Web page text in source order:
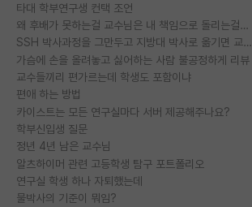
타대 학부연구생 컨택 조언
왜 후배가 못하는걸 교수님은 내 책임으로 돌리는걸까요?
SSH 박사과정을 그만두고 지방대 박사로 옮기면 교수의 꿈은 끝일까요?
가슴에 손을 올려놓고 싫어하는 사람 불공정하게 리뷰
교수들끼리 편가르는데 학생도 포함이냐
편애 하는 방법
카이스트는 모든 연구실마다 서버 제공해주나요?
학부신입생 질문
정년 4년 남은 교수님
알츠하이머 관련 고등학생 탐구 포트폴리오
연구실 학생 하나 자퇴했는데
물박사의 기준이 뭐임?